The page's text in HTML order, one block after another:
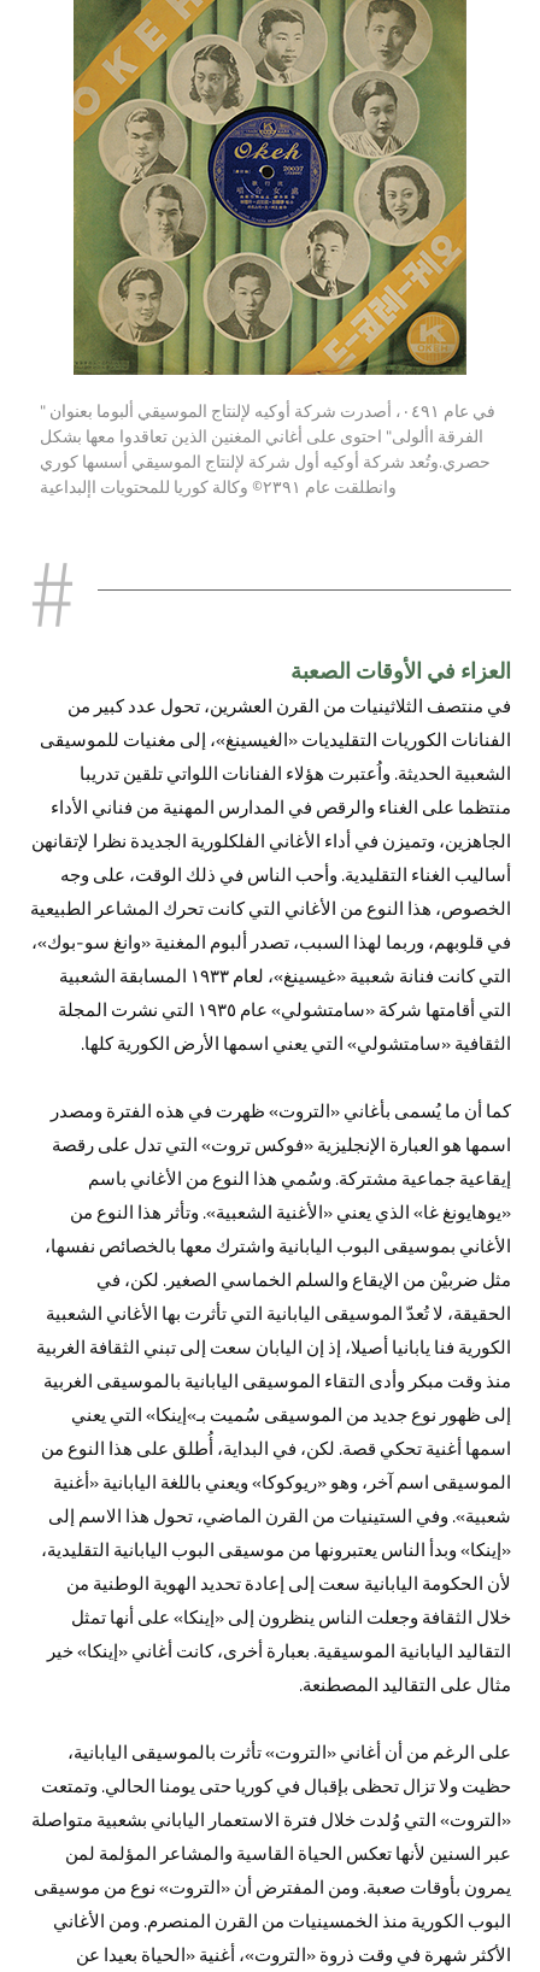
في عام ٠٤٩١، أصدرت شركة أوكيه لإلنتاج الموسيقي ألبوما بعنوان "
الفرقة األولى" احتوى على أغاني المغنين الذين تعاقدوا معها بشكل
حصري.وتُعد شركة أوكيه أول شركة لإلنتاج الموسيقي أسسها كوري
وانطلقت عام ٢٣٩١
© وكالة كوريا للمحتويات اإلبداعية
العزاء في الأوقات الصعبة
في منتصف الثلاثينيات من القرن العشرين، تحول عدد كبير من
الفنانات الكوريات التقليديات «الغيسينغ»، إلى مغنيات للموسيقى
الشعبية الحديثة. واُعتبرت هؤلاء الفنانات اللواتي تلقين تدريبا
منتظما على الغناء والرقص في المدارس المهنية من فناني الأداء
الجاهزين، وتميزن في أداء الأغاني الفلكلورية الجديدة نظرا لإتقانهن
أساليب الغناء التقليدية. وأحب الناس في ذلك الوقت، على وجه
الخصوص، هذا النوع من الأغاني التي كانت تحرك المشاعر الطبيعية
في قلوبهم، وربما لهذا السبب، تصدر ألبوم المغنية «وانغ سو-بوك»،
التي كانت فنانة شعبية «غيسينغ»، لعام ١٩٣٣ المسابقة الشعبية
التي أقامتها شركة «سامتشولي» عام ١٩٣٥ التي نشرت المجلة
الثقافية «سامتشولي» التي يعني اسمها الأرض الكورية كلها.
كما أن ما يُسمى بأغاني «التروت» ظهرت في هذه الفترة ومصدر
اسمها هو العبارة الإنجليزية «فوكس تروت» التي تدل على رقصة
إيقاعية جماعية مشتركة. وسُمي هذا النوع من الأغاني باسم
«يوهايونغ غا» الذي يعني «الأغنية الشعبية». وتأثر هذا النوع من
الأغاني بموسيقى البوب اليابانية واشترك معها بالخصائص نفسها،
مثل ضربيْن من الإيقاع والسلم الخماسي الصغير. لكن، في
الحقيقة، لا تُعدّ الموسيقى اليابانية التي تأثرت بها الأغاني الشعبية
الكورية فنا يابانيا أصيلا، إذ إن اليابان سعت إلى تبني الثقافة الغربية
منذ وقت مبكر وأدى التقاء الموسيقى اليابانية بالموسيقى الغربية
إلى ظهور نوع جديد من الموسيقى سُميت بـ»إينكا» التي يعني
اسمها أغنية تحكي قصة. لكن، في البداية، أُطلق على هذا النوع من
الموسيقى اسم آخر، وهو «ريوكوكا» ويعني باللغة اليابانية «أغنية
شعبية». وفي الستينيات من القرن الماضي، تحول هذا الاسم إلى
«إينكا» وبدأ الناس يعتبرونها من موسيقى البوب اليابانية التقليدية،
لأن الحكومة اليابانية سعت إلى إعادة تحديد الهوية الوطنية من
خلال الثقافة وجعلت الناس ينظرون إلى «إينكا» على أنها تمثل
التقاليد اليابانية الموسيقية. بعبارة أخرى، كانت أغاني «إينكا» خير
مثال على التقاليد المصطنعة.
على الرغم من أن أغاني «التروت» تأثرت بالموسيقى اليابانية،
حظيت ولا تزال تحظى بإقبال في كوريا حتى يومنا الحالي. وتمتعت
«التروت» التي وُلدت خلال فترة الاستعمار الياباني بشعبية متواصلة
عبر السنين لأنها تعكس الحياة القاسية والمشاعر المؤلمة لمن
يمرون بأوقات صعبة. ومن المفترض أن «التروت» نوع من موسيقى
البوب الكورية منذ الخمسينيات من القرن المنصرم. ومن الأغاني
الأكثر شهرة في وقت ذروة «التروت»، أغنية «الحياة بعيدا عن